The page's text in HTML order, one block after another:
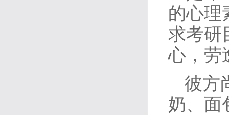
的心理
求考研
心，劳
彼方
奶、面